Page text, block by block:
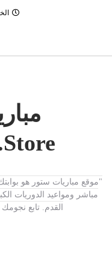
"موقع مباريات ستور هو بوابتك
مباشر ومواعيد الدوريات
القدم. تابع